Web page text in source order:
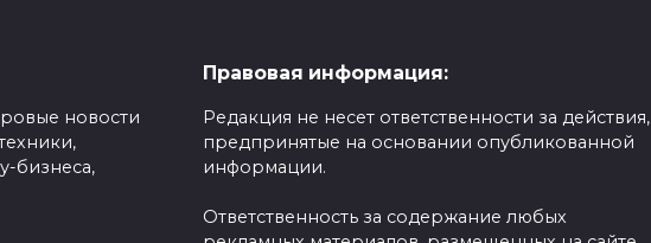
новости
бизнеса,
Правовая информация:
Редакция не несет ответственности за действия,
предпринятые на основании опубликованной
информации.
Ответственность за содержание любых